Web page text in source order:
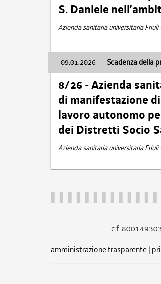
S. Daniele
Azienda sanitaria universitaria Friuli
09.01.2026 - Scadenza della
8/26 - Azienda
di manifestazione
lavoro autonomo
dei Distretti Socio
Azienda sanitaria universitaria Friuli
c.f.
amministrazione trasparente|